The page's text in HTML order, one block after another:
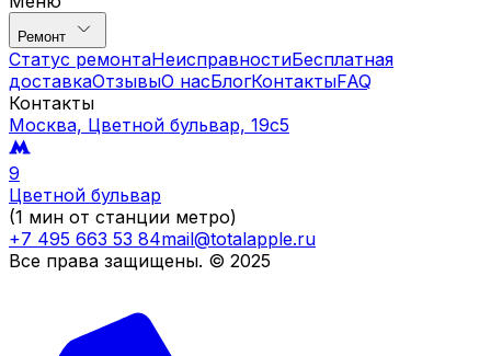
Ремонт
Статус ремонтаНеисправностиБесплатная
доставкаОтзывыО насБлогКонтактыFAQ
Контакты
Москва, Цветной бульвар, 19c5
9
Цветной бульвар
(1 мин от станции метро)
+7 495 663 53 84mail@totalapple.ru
Все права защищены. © 2025